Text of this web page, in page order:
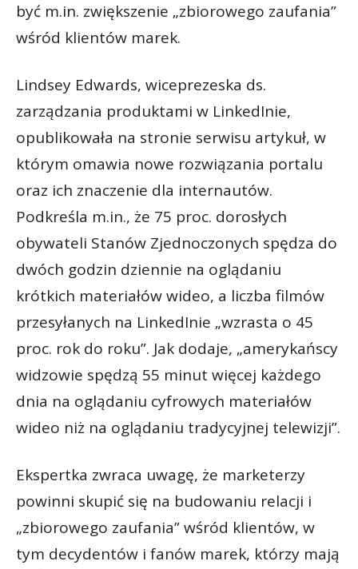
być m.in. zwiększenie „zbiorowego zaufania”
wśród klientów marek.
Lindsey Edwards, wiceprezeska ds.
zarządzania produktami w LinkedInie,
opublikowała na stronie serwisu artykuł, w
którym omawia nowe rozwiązania portalu
oraz ich znaczenie dla internautów.
Podkreśla m.in., że 75 proc. dorosłych
obywateli Stanów Zjednoczonych spędza do
dwóch godzin dziennie na oglądaniu
krótkich materiałów wideo, a liczba filmów
przesyłanych na LinkedInie „wzrasta o 45
proc. rok do roku”. Jak dodaje, „amerykańscy
widzowie spędzą 55 minut więcej każdego
dnia na oglądaniu cyfrowych materiałów
wideo niż na oglądaniu tradycyjnej telewizji”.
Ekspertka zwraca uwagę, że marketerzy
powinni skupić się na budowaniu relacji i
„zbiorowego zaufania” wśród klientów, w
tym decydentów i fanów marek, którzy mają